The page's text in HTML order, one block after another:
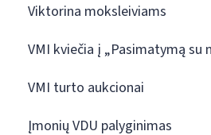
Viktorina moksleiviams
VMI kviečia į „Pasimatymą su
VMI turto aukcionai
Įmonių VDU palyginimas